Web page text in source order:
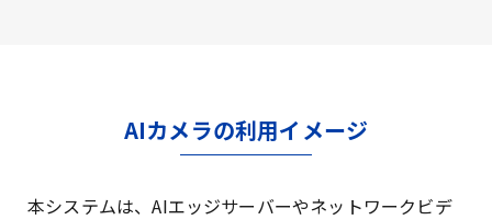
AIカメラの利用イメージ
本システムは、AIエッジサーバーやネットワークビデ